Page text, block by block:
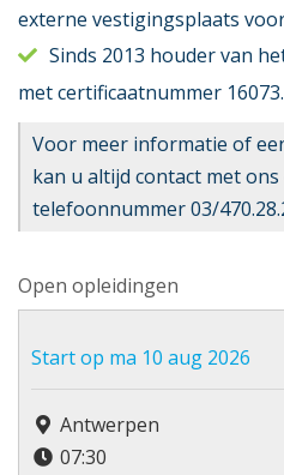
externe vestigingsplaats
Sinds 2013 houder van
met certificaatnummer 16073.
Voor meer informatie of
kan u altijd contact met
telefoonnummer 03/
Open opleidingen
Start op ma 10 aug 2026
Antwerpen
07:30